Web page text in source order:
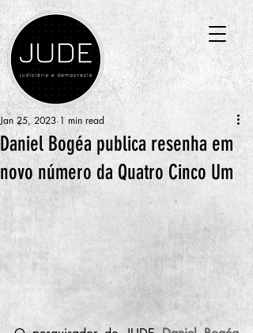
Daniel Bogéa publica resenha em
novo número da Quatro Cinco Um
Jan 25, 2023 1 min read